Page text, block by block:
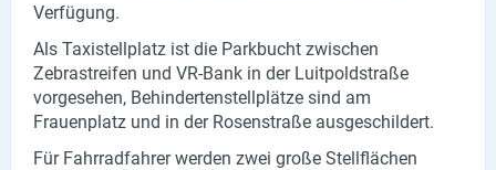
Verfügung.
Als Taxistellplatz ist die Parkbucht zwischen
Zebrastreifen und VR-Bank in der Luitpoldstraße
vorgesehen, Behindertenstellplätze sind am
Frauenplatz und in der Rosenstraße ausgeschildert.
Für Fahrradfahrer werden zwei große Stellflächen
Social Media
Facebook